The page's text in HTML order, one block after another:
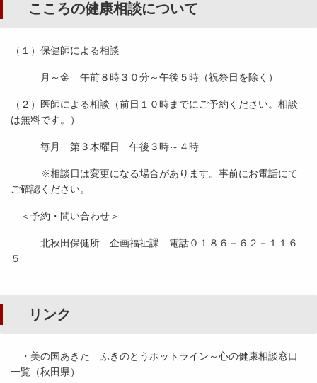
こころの健康相談について
（１）保健師による相談
月～金 午前８時３０分～午後５時（祝祭日を除く）
（２）医師による相談（前日１０時までにご予約ください。相談
は無料です。）
毎月 第３木曜日 午後３時～４時
※相談日は変更になる場合があります。事前にお電話にて
ご確認ください。
＜予約・問い合わせ＞
北秋田保健所 企画福祉課 電話０１８６－６２－１１６
５
リンク
・美の国あきた ふきのとうホットライン～心の健康相談窓口
一覧（秋田県）